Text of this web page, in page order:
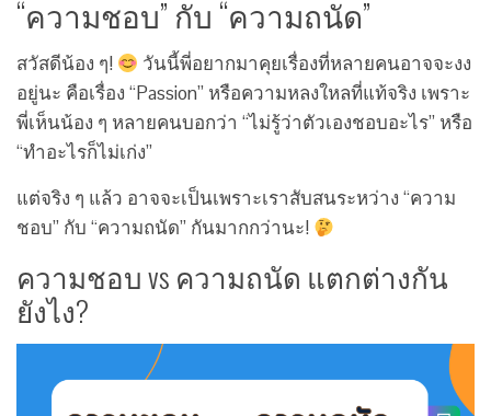
“ความชอบ” กับ “ความถนัด”
สวัสดีน้อง ๆ!
วันนี้พี่อยากมาคุยเรื่องที่หลายคนอาจจะงง
อยู่นะ คือเรื่อง “Passion” หรือความหลงใหลที่แท้จริง เพราะ
พี่เห็นน้อง ๆ หลายคนบอกว่า “ไม่รู้ว่าตัวเองชอบอะไร” หรือ
“ทำอะไรก็ไม่เก่ง”
แต่จริง ๆ แล้ว อาจจะเป็นเพราะเราสับสนระหว่าง “ความ
ชอบ” กับ “ความถนัด” กันมากกว่านะ!
ความชอบ vs ความถนัด แตกต่างกัน
ยังไง?